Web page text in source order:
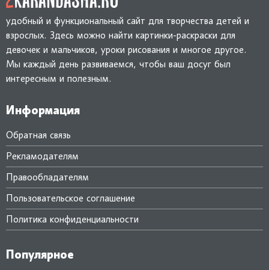
аплодисменты, восхищение и
признание. Желаю, чтобы
твоё большое и щедрое
сердце всегда было согрето
искренней любовью и
уникальности. Я хочу пожелать
тебе, чтобы в твоей жизни
никогда не было
"облачности", которая могла
бы скрыть твою красоту. Пусть
только восхищённые взгляды,
таких же чудес, какое ты сама.
удобный и функциональный сайт для творчества детей и
взрослых. Здесь можно найти картинки-раскраски для
девочек и мальчиков, уроки рисования и многое другое.
Мы каждый день развиваемся, чтобы ваш досуг был
интересным и полезным.
Информация
Обратная связь
Рекламодателям
Правообладателям
Пользовательское соглашение
Политика конфиденциальности
Популярное